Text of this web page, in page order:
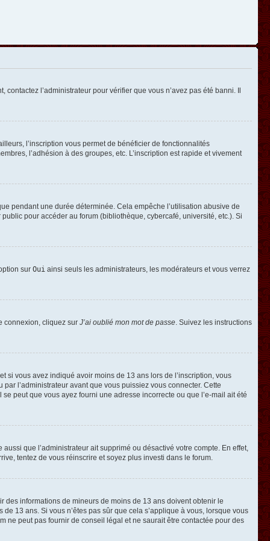
l’administrateur pour vérifier que vous n’avez pas été banni. Il
l’inscription vous permet de bénéficier de fonctionnalités
l’adhésion à des groupes, etc. L’inscription est rapide et vivement
pendant une durée déterminée. Cela empêche l’utilisation abusive de
pour accéder au forum (bibliothèque, cybercafé, université, etc.). Si
sur Oui ainsi seuls les administrateurs, les modérateurs et vous verrez
connexion, cliquez sur J’ai oublié mon mot de passe . Suivez les instructions
si vous avez indiqué avoir moins de 13 ans lors de l’inscription, vous
l’administrateur avant que vous puissiez vous connecter. Cette
peut que vous ayez fourni une adresse incorrecte ou que l’e-mail ait été
que l’administrateur ait supprimé ou désactivé votre compte. En effet,
tentez de vous réinscrire et soyez plus investi dans le forum.
informations de mineurs de moins de 13 ans doivent obtenir le
13 ans. Si vous n’êtes pas sûr que cela s’applique à vous, lorsque vous
ne peut pas fournir de conseil légal et ne saurait être contactée pour des